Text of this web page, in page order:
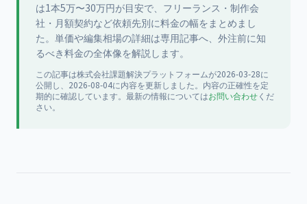
は1本5万〜30万円が目安で、フリーランス・制作会
社・月額契約など依頼先別に料金の幅をまとめまし
た。単価や編集相場の詳細は専用記事へ、外注前に知
るべき料金の全体像を解説します。
この記事は株式会社課題解決プラットフォームが2026-03-28に
公開し、2026-08-04に内容を更新しました。内容の正確性を定
期的に確認しています。最新の情報についてはお問い合わせくだ
さい。